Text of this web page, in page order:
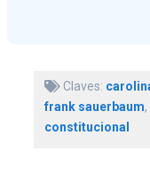
Claves:
frank sauerbaum,
constitucional